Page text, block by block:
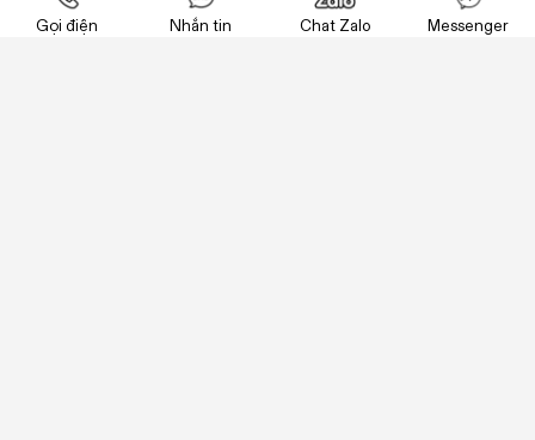
Chí Minh – Hotline:
0988.611.145
Hệ thống Pop-up store tại Cần Thơ
Gọi điện Nhắn tin Chat Zalo Messenger